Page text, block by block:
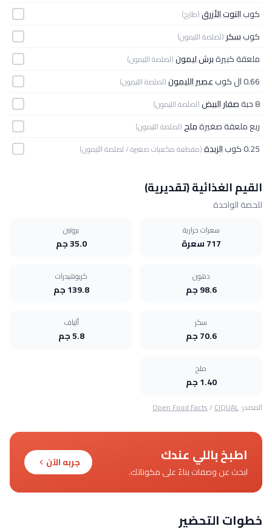
كوبالتوت الأزرق(طازج)
كوبسكر (لصلصة الليمون)
ملعقة كبيرةبرش ليمون(لصلصة الليمون)
0.66 ال كوب عصير الليمون(لصلصة الليمون)
8 حبة صفار البيض(لصلصة الليمون)
ربع ملعقة صغيرةملح(لصلصة الليمون)
0.25 كوب الزبدة(مقطعة مكعبات صغيرة / لصلصة الليمون)
القيم الغذائية (تقديرية)
للحصة الواحدة
سعرات حرارية
717 سعرة
بروتين
35.0 جم
دهون
98.6 جم
كربوهيدرات
139.8 جم
سكر
70.6 جم
ألياف
5.8 جم
ملح
1.40 جم
المصدر: Open Food Facts/CIQUAL
اطبخ باللي عندك
ابحث عن وصفات بناءً على مكوناتك.
جربه الآن
خطوات التحضير